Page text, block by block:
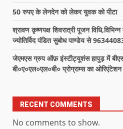
50 रुपए के लेनदेन को लेकर युवक को पीटा
श्रावण कृष्णपक्ष शिवरात्री पूजन
ज्योतिर्विद पंडित सुबोध पाण्डेय से
जेएमएस ग्रुप ऑफ़ इंस्टीट्यूशंस हापुड़ में
बी०ए०एल०एल०बी० प्रोग्राम्स का
RECENT COMMENTS
No comments to show.